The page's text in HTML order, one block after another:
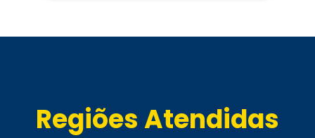
Regiões Atendidas